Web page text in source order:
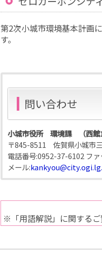
第2次小城市環境基本計画
す。
問い合わせ
小城市役所 環境課 （西館1
〒845-8511 佐賀県小城市
電話番号:0952-37-6102 フ
メール:
※「用語解説」に関するご